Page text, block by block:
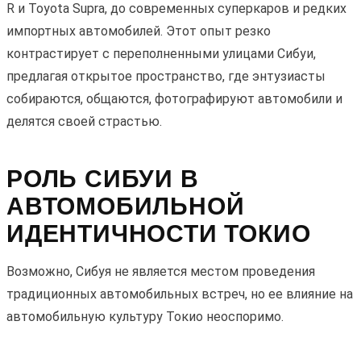
R и Toyota Supra, до современных суперкаров и редких
импортных автомобилей. Этот опыт резко
контрастирует с переполненными улицами Сибуи,
предлагая открытое пространство, где энтузиасты
собираются, общаются, фотографируют автомобили и
делятся своей страстью.
РОЛЬ СИБУИ В
АВТОМОБИЛЬНОЙ
ИДЕНТИЧНОСТИ ТОКИО
Возможно, Сибуя не является местом проведения
традиционных автомобильных встреч, но ее влияние на
автомобильную культуру Токио неоспоримо.